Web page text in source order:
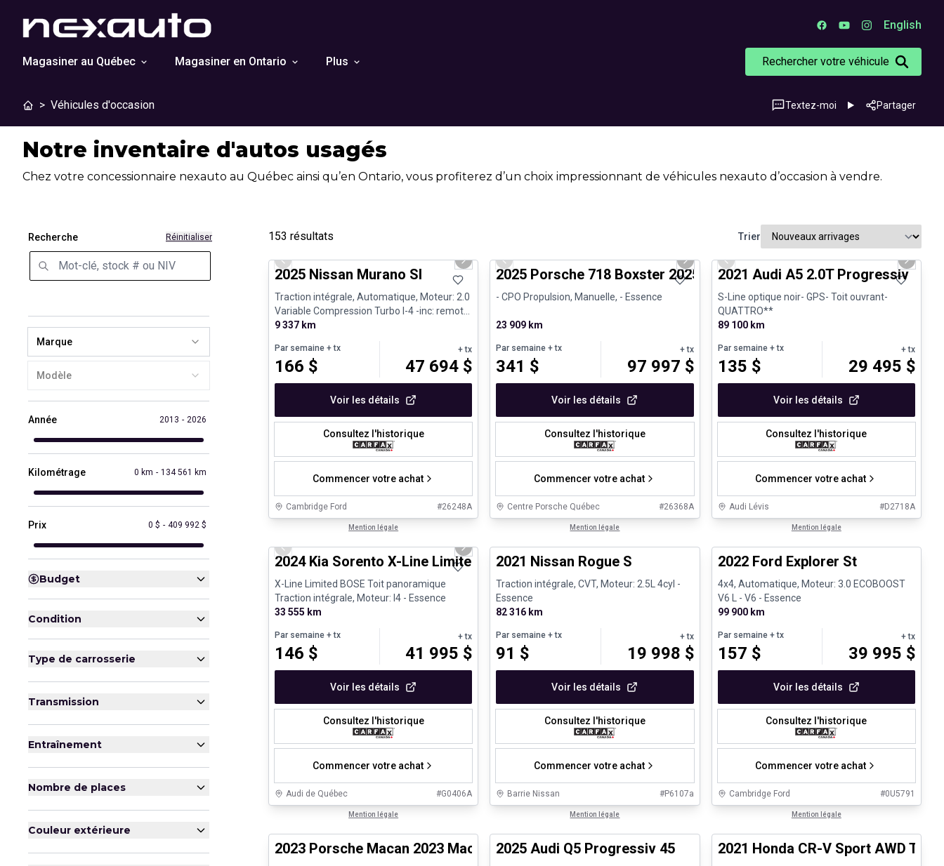
English
Magasiner au Québec Magasiner en Ontario Plus Rechercher votre véhicule
> Véhicules d'occasion Textez-moi Partager
Notre inventaire d'autos usagés
Chez votre concessionnaire nexauto au Québec ainsi qu’en Ontario, vous profiterez d’un choix impressionnant de véhicules nexauto d’occasion à vendre.
Recherche Réinitialiser
Marque
Modèle
Année 2013 - 2026
Kilométrage 0 km - 134 561 km
Prix 0 $ - 409 992 $
Budget
Condition
Type de carrosserie
Transmission
Entraînement
Nombre de places
Couleur extérieure
153 résultats Trier
Très bonne offre
Previous slide Next slide
2025 Nissan Murano Sl
Traction intégrale, Automatique, Moteur: 2.0
Variable Compression Turbo I-4 -inc: remote
e - V4 - Es...
9 337 km
Par semaine + tx
166 $
+ tx
47 694 $
Voir les détails
Consultez l'historique
Commencer votre achat
Cambridge Ford #26248A
Mention légale
Previous slide Next slide
2025 Porsche 718 Boxster 2025 718 Boxster - CPO
- CPO Propulsion, Manuelle, - Essence
23 909 km
Par semaine + tx
341 $
+ tx
97 997 $
Voir les détails
Consultez l'historique
Commencer votre achat
Centre Porsche Québec #26368A
Mention légale
Très bonne offre
Previous slide Next
2021 Audi A5 2.0T Progressiv
S-Line optique noir- GPS- Toit ouvrant-
QUATTRO**
89 100 km
Par semaine+ tx
135 $
+ tx
29 495 $
Voir les détails
Consultez l'historique
Commencer votre achat
Audi Lévis #D2718A
Mention légale
Très bonne offre
Previous slide Next slide
2024 Kia Sorento X-Line Limited BOSE Toit panoramique
X-Line Limited BOSE Toit panoramique
Traction intégrale, Moteur: I4 - Essence
33 555 km
Par semaine + tx
146 $
+ tx
41 995 $
Voir les détails
Consultez l'historique
Commencer votre achat
Audi de Québec #G0406A
Mention légale
Véhicules d'occasion certifiés
2021 Nissan Rogue S
Traction intégrale, CVT, Moteur: 2.5L 4cyl -
Essence
82 316 km
Par semaine + tx
91 $
+ tx
19 998 $
Voir les détails
Consultez l'historique
Commencer votre achat
Barrie Nissan #P6107a
Mention légale
Très bonne offre
2022 Ford Explorer St
4x4, Automatique, Moteur: 3.0 ECOBOOST
V6 L - V6 - Essence
99 900 km
Par semaine+ tx
157 $
+ tx
39 995 $
Voir les détails
Consultez l'historique
Commencer votre achat
Cambridge Ford #0U5791
Mention légale
Véhicules d'occasion certifiés
2023 Porsche Macan 2023 Macan S - CPO
Véhicules d'occasion certifiés
2025 Audi Q5 Progressiv 45
Très bonne offre
2021 Honda CR-V Sport AWD